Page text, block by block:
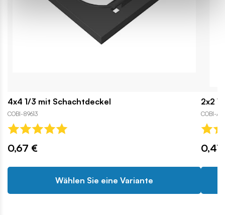
4x4 1/3 mit Schachtdeckel
COBI-89613
0,67 €
Wählen Sie eine Variante
2x2
COBI-